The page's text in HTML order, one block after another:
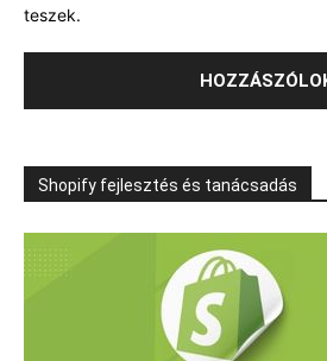
teszek.
Shopify fejlesztés és tanácsadás